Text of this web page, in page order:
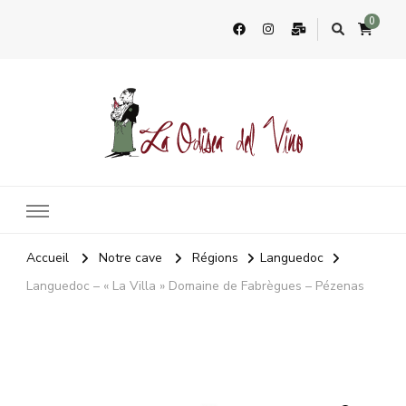
0
Accueil Notre cave Régions
Languedoc
Languedoc – « La Villa » Domaine de Fabrègues – Pézenas